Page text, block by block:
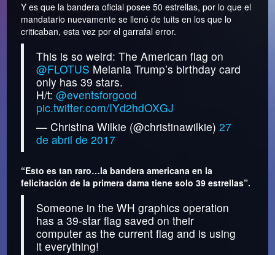
Y es que la bandera oficial posee 50 estrellas, por lo que el
mandatario nuevamente se llenó de tuits en los que lo
criticaban, esta vez por el garrafal error.
This is so weird: The American flag on
@FLOTUS Melania Trump’s birthday card
only has 39 stars.
H/t:@eventsforgood
pic.twitter.com/IYd2hdOXGJ
— Christina Wilkie (@christinawilkie)27
de abril de 2017
“Esto es tan raro…la bandera americana en la
felicitación de la primera dama tiene solo 39 estrellas”.
Someone in the WH graphics operation
has a 39-star flag saved on their
computer as the current flag and is using
it everything!